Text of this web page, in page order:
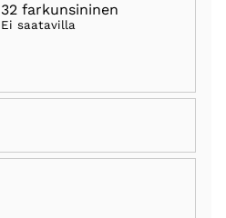
32 farkunsininen
Ei saatavilla